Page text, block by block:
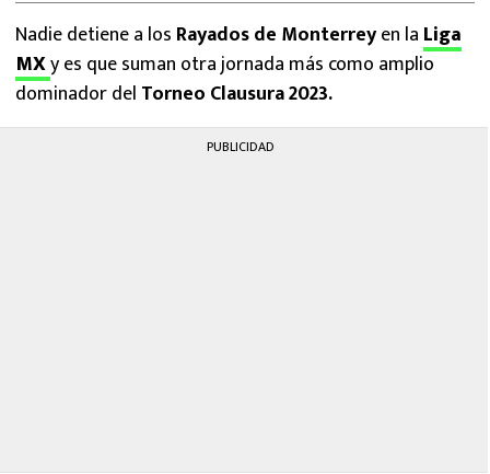
Nadie detiene a los Rayados de Monterreyen la Liga
MXy es que suman otra jornada más como amplio
dominador del Torneo Clausura 2023.
PUBLICIDAD